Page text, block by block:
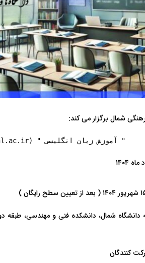
شمال برگزار می کند:
شمال، دانشکده فنی و مهندسی، طبقه